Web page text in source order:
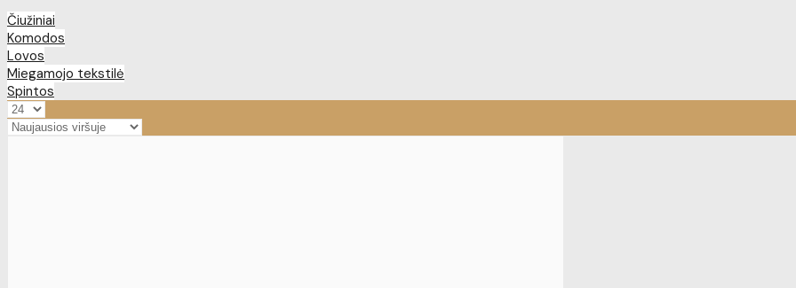
Čiužiniai
Komodos
Lovos
Miegamojo tekstilė
Spintos